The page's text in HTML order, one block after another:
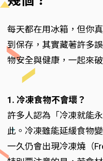
每天都在用冰箱，但你
到保存，其實藏著許多
物安全與健康，一起來
1. 冷凍食物不會壞？
許多人認為「冷凍就能
此。冷凍雖能延緩食物
一久仍會出現冷凍燒（